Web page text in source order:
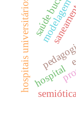
modelagem
hospital
hospitais universitários
semiótica
saúde bucal